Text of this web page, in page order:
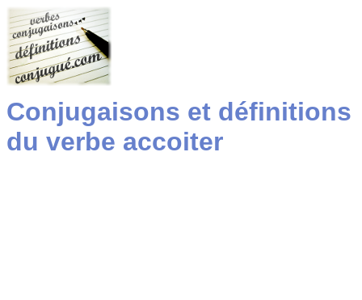
Conjugaisons et définitions
du verbe accoiter